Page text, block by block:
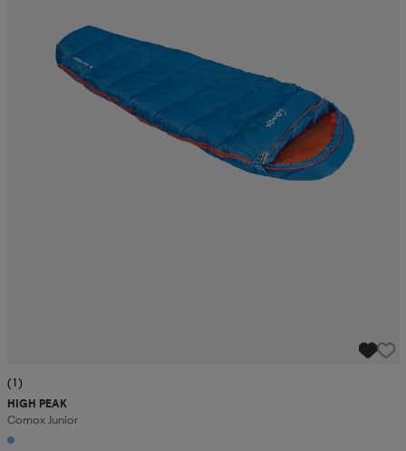
(1)
HIGH PEAK
Comox Junior